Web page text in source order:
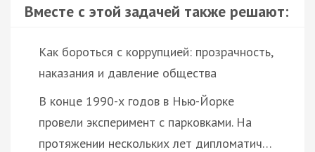
Вместе с этой задачей также решают:
Как бороться с коррупцией: прозрачность,
наказания и давление общества
В конце 1990-х годов в Нью-Йорке
провели эксперимент с парковками. На
протяжении нескольких лет дипломатич…